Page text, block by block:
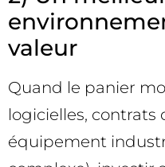
valeur
Quand le panier
logicielles, contrats
équipement